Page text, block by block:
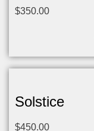
$350.00
Solstice
$450.00